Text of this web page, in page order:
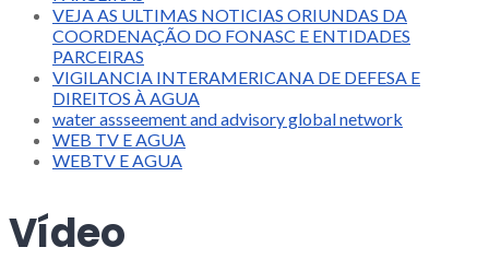
VEJA AS ULTIMAS NOTICIAS ORIUNDAS DA
COORDENAÇÃO DO FONASC E ENTIDADES
PARCEIRAS
VIGILANCIA INTERAMERICANA DE DEFESA E
DIREITOS À AGUA
water assseement and advisory global network
WEB TV E AGUA
WEBTV E AGUA
Vídeo